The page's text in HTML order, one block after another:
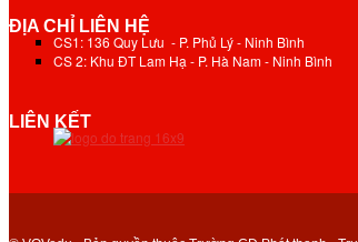
ĐỊA CHỈ LIÊN HỆ
CS1: 136 Quy Lưu - P. Phủ Lý - Ninh Bình
CS 2: Khu ĐT Lam Hạ - P. Hà Nam - Ninh Bình
LIÊN KẾT